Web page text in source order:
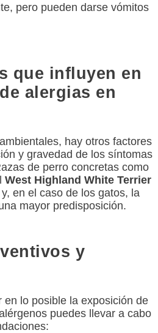
pero pueden darse vómitos
que influyen en
alergias en
hay otros factores
y gravedad de los síntomas
de perro concretas como
West Highland White Terrier
y, en el caso de los gatos, la
mayor predisposición.
y
en lo posible la exposición de
puedes llevar a cabo